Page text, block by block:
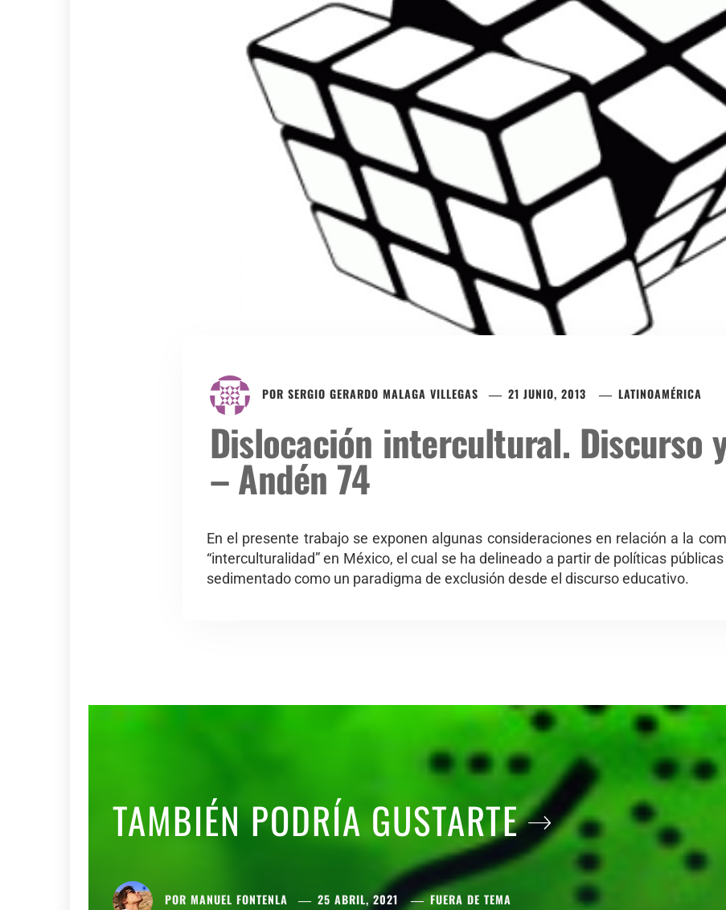
POR SERGIO GERARDO MALAGA VILLEGAS 21 JUNIO, 2013 LATINOAMÉRICA
Dislocación intercultural. Discurso
– Andén 74
En el presente trabajo se exponen algunas consideraciones en relación a la
“interculturalidad” en México, el cual se ha delineado a partir de políticas
sedimentado como un paradigma de exclusión desde el discurso educativo.
TAMBIÉN PODRÍA GUSTARTE
POR MANUEL FONTENLA 25 ABRIL, 2021 FUERA DE TEMA